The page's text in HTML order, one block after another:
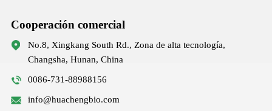
Cooperación comercial
No.8, Xingkang South Rd., Zona de alta tecnología,
Changsha, Hunan, China
0086-731-88988156
info@huachengbio.com